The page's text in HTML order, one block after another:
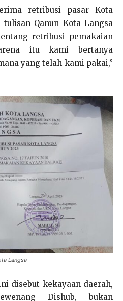
retribusi pasar Kota
Qanun Kota Langsa
retribusi pemakaian
itu kami bertanya
yang telah kami pakai,”
Langsa
disebut kekayaan daerah,
Dishub, bukan